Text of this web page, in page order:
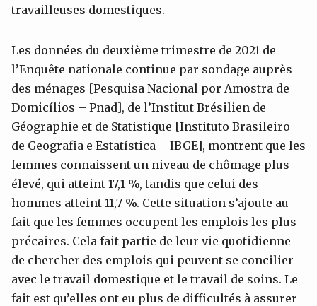
travailleuses domestiques.
Les données du deuxième trimestre de 2021 de
l’Enquête nationale continue par sondage auprès
des ménages [Pesquisa Nacional por Amostra de
Domicílios – Pnad], de l’Institut Brésilien de
Géographie et de Statistique [Instituto Brasileiro
de Geografia e Estatística – IBGE], montrent que les
femmes connaissent un niveau de chômage plus
élevé, qui atteint 17,1 %, tandis que celui des
hommes atteint 11,7 %. Cette situation s’ajoute au
fait que les femmes occupent les emplois les plus
précaires. Cela fait partie de leur vie quotidienne
de chercher des emplois qui peuvent se concilier
avec le travail domestique et le travail de soins. Le
fait est qu’elles ont eu plus de difficultés à assurer